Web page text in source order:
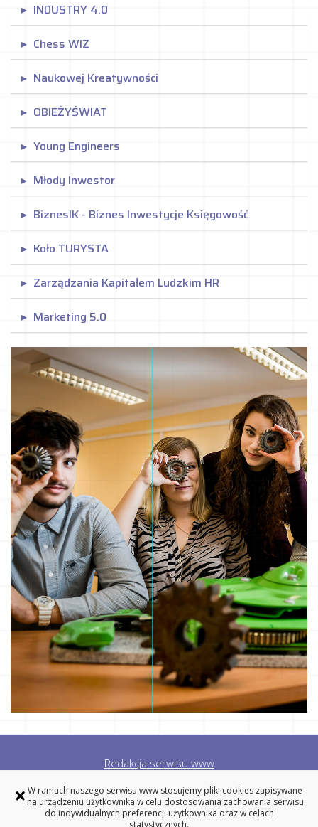
× W ramach naszego serwisu www stosujemy pliki cookies zapisywane
na urządzeniu użytkownika w celu dostosowania zachowania serwisu
do indywidualnych preferencji użytkownika oraz w celach
statystycznych.
INDUSTRY 4.0
Chess WIZ
Naukowej Kreatywności
OBIEŻYŚWIAT
Young Engineers
Młody Inwestor
BiznesIK - Biznes Inwestycje Księgowość
Koło TURYSTA
Zarządzania Kapitałem Ludzkim HR
Marketing 5.0
Redakcja serwisu www
Polityka prywatności